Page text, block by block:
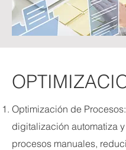
Optimización de
digitalización automatiza
procesos manuales,